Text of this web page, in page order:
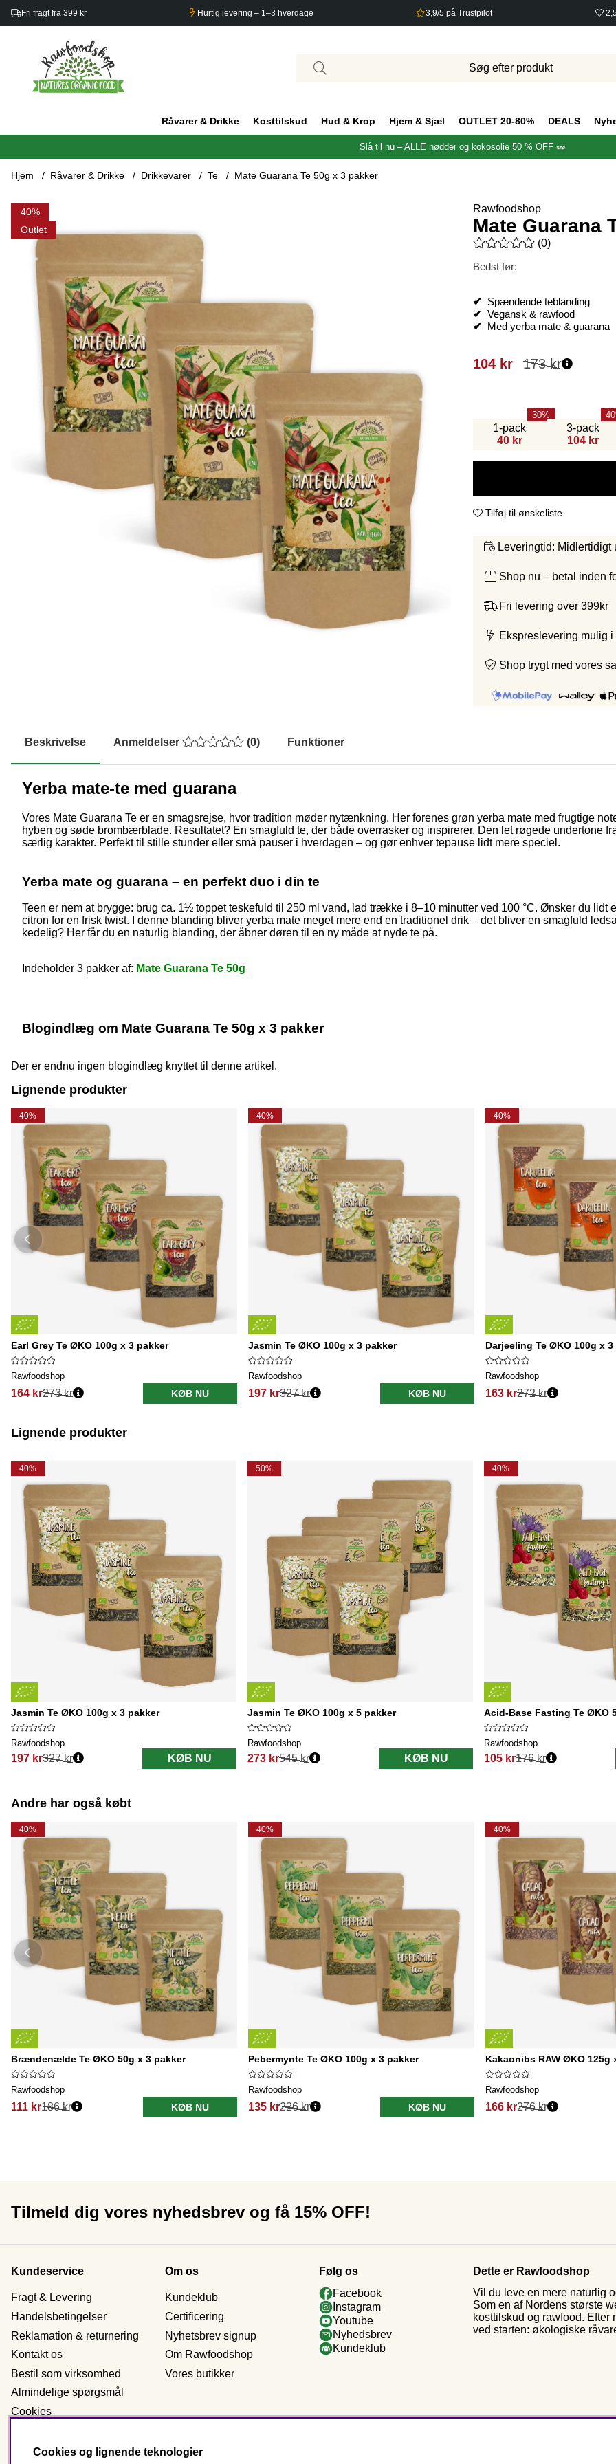
Fri fragt fra 399 kr Hurtig levering – 1–3 hverdage 3,9/5 på Trustpilot
Råvarer & Drikke Kosttilskud Hud & Krop Hjem & Sjæl OUTLET 20-80% DEALS
Slå til nu – ALLE nødder og kokosolie 50 % OFF 🥜
Hjem Råvarer & Drikke Drikkevarer Te Mate Guarana Te 50g x 3 pakker
40
Outlet
Produktbilleder Mate Guarana Te 50g x 3 pakker Rawfoodshop
Mate Guarana
Gennemsnitlig vurdering 0
(0)
Bedst før:
✔ Spændende teblanding
✔ Vegansk & rawfood
✔ Med yerba mate & guarana
173kr
104 kr
1-pack
40 kr
30
3-pack
104 kr
40
Tilføj til ønskeliste
Leveringtid: Midlertidigt
Shop nu – betal inden
Fri levering over 399kr
Ekspreslevering mulig i
Shop trygt med vores
Beskrivelse Anmeldelser (0) Funktioner
Yerba mate-te med guarana
Vores Mate Guarana Te er en smagsrejse, hvor tradition møder nytænkning. Her forenes grøn yerba mate med frugtige
hyben og søde brombærblade. Resultatet? En smagfuld te, der både overrasker og inspirerer. Den let røgede undertone
særlig karakter. Perfekt til stille stunder eller små pauser i hverdagen – og gør enhver tepause lidt mere speciel.
Yerba mate og guarana – en perfekt duo i din te
Teen er nem at brygge: brug ca. 1½ toppet teskefuld til 250 ml vand, lad trække i 8–10 minutter ved 100 °C. Ønsker du
citron for en frisk twist. I denne blanding bliver yerba mate meget mere end en traditionel drik – det bliver en smagfuld
kedelig? Her får du en naturlig blanding, der åbner døren til en ny måde at nyde te på.
Indeholder 3 pakker af: Mate Guarana Te 50g
Blogindlæg om Mate Guarana Te 50g x 3 pakker
Der er endnu ingen blogindlæg knyttet til denne artikel.
Lignende produkter
40%
Earl Grey Te ØKO 100g x 3 pakker
Rawfoodshop
164 kr273 kr KØB NU
40%
Jasmin Te ØKO 100g x 3 pakker
Rawfoodshop
197 kr327 kr KØB NU
40%
Darjeeling Te ØKO 100g x 3
Rawfoodshop
163 kr272 kr
Lignende produkter
40%
Jasmin Te ØKO 100g x 3 pakker
Rawfoodshop
197 kr
Normalpris:
327 kr KØB NU
50%
Jasmin Te ØKO 100g x 5 pakker
Rawfoodshop
273 kr
Normalpris:
545 kr KØB NU
40%
Acid-Base Fasting Te ØKO
Rawfoodshop
105 kr
Normalpris:
176 kr
Andre har også købt
40%
Brændenælde Te ØKO 50g x 3 pakker
Rawfoodshop
111 kr186 kr KØB NU
40%
Pebermynte Te ØKO 100g x 3 pakker
Rawfoodshop
135 kr226 kr KØB NU
40%
Kakaonibs RAW ØKO 125g
Rawfoodshop
166 kr276 kr
Tilmeld dig vores nyhedsbrev og få 15% OFF!
Kundeservice
Fragt & Levering
Handelsbetingelser
Reklamation & returnering
Kontakt os
Bestil som virksomhed
Almindelige spørgsmål
Cookies
Om os
Kundeklub
Certificering
Nyhetsbrev signup
Om Rawfoodshop
Vores butikker
Følg os
Facebook
Instagram
Youtube
Nyhedsbrev
Kundeklub
Dette er Rawfoodshop
Vil du leve en mere naturlig
Som en af Nordens største
kosttilskud og rawfood. Efter
ved starten: økologiske
Cookies og lignende teknologier